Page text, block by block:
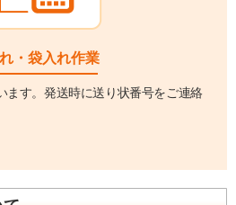
・袋入れ作業
ます。発送時に送り状番号をご連絡